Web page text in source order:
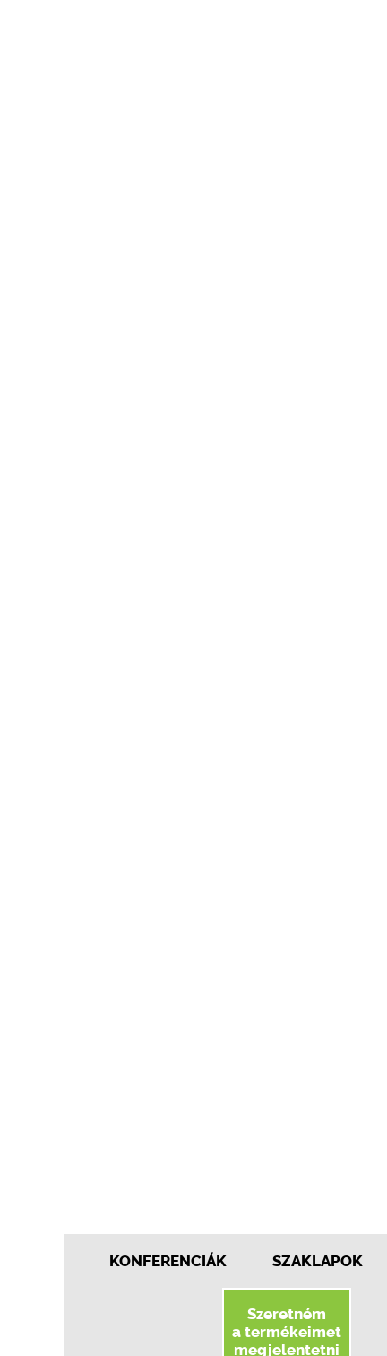
KONFERENCIÁK SZAKLAPOK
Szeretném
a termékeimet
megjelentetni